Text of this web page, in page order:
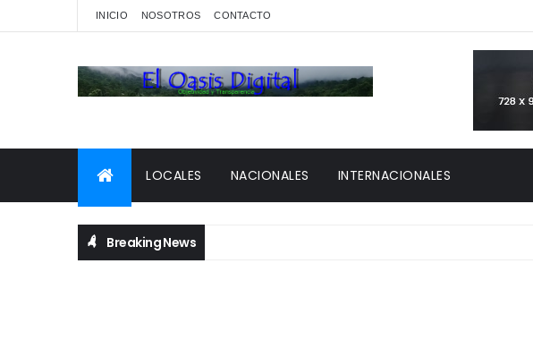
INICIO NOSOTROS CONTACTO
LOCALES NACIONALES INTERNACIONALES
Breaking News